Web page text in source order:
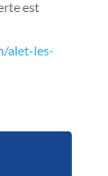
est
alet-les-